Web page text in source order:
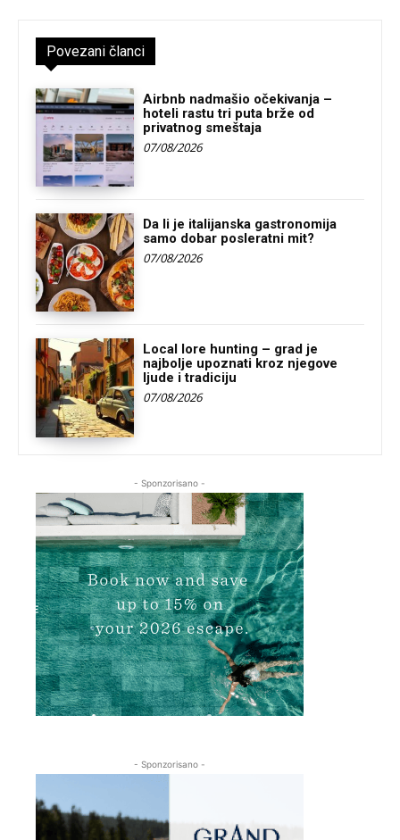
Povezani članci
Airbnb nadmašio očekivanja –
hoteli rastu tri puta brže od
privatnog smeštaja
07/08/2026
Da li je italijanska gastronomija
samo dobar posleratni mit?
07/08/2026
Local lore hunting – grad je
najbolje upoznati kroz njegove
ljude i tradiciju
07/08/2026
- Sponzorisano -
- Sponzorisano -